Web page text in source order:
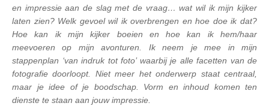
en impressie aan de slag met de vraag… wat wil ik mijn kijker
laten zien? Welk gevoel wil ik overbrengen en hoe doe ik dat?
Hoe kan ik mijn kijker boeien en hoe kan ik hem/haar
meevoeren op mijn avonturen. Ik neem je mee in mijn
stappenplan ‘van indruk tot foto’ waarbij je alle facetten van de
fotografie doorloopt. Niet meer het onderwerp staat centraal,
maar je idee of je boodschap. Vorm en inhoud komen ten
dienste te staan aan jouw impressie.